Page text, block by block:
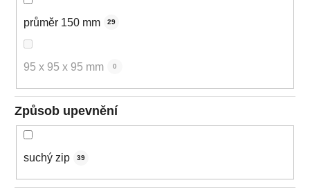
průměr 150 mm 29
95 x 95 x 95 mm 0
Způsob upevnění
suchý zip 39